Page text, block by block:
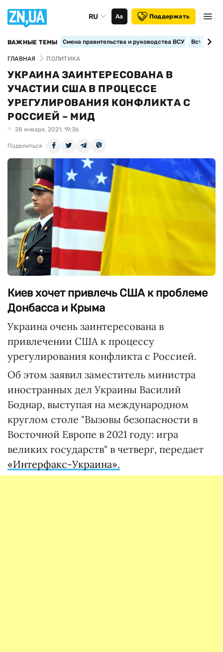
RU Аа Поддержать
ВАЖНЫЕ ТЕМЫ Смена правительства и руководства ВСУ
ГЛАВНАЯ ПОЛИТИКА
УКРАИНА ЗАИНТЕРЕСОВАНА В
УЧАСТИИ США В ПРОЦЕССЕ
УРЕГУЛИРОВАНИЯ КОНФЛИКТА С
РОССИЕЙ – МИД
28 января, 2021, 19:36
Поделиться
Киев хочет привлечь США к проблеме
Донбасса и Крыма
Украина очень заинтересована в
привлечении США к процессу
урегулирования конфликта с Россией.
Об этом заявил заместитель министра
иностранных дел Украины Василий
Боднар, выступая на международном
круглом столе "Вызовы безопасности в
Восточной Европе в 2021 году: игра
великих государств" в четверг, передает
«Интерфакс-Украина».